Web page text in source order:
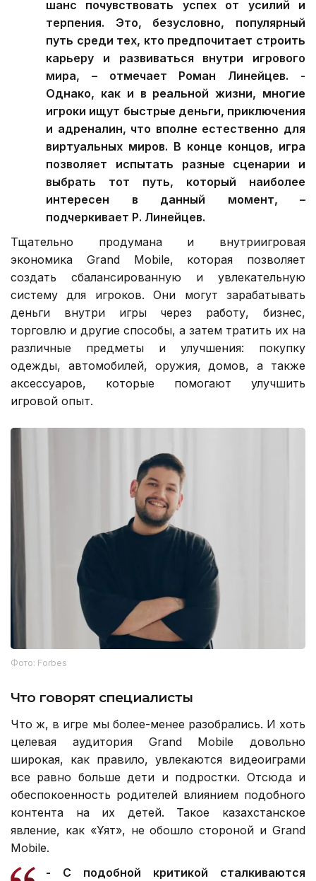
шанс почувствовать успех от усилий и
терпения. Это, безусловно, популярный
путь среди тех, кто предпочитает строить
карьеру и развиваться внутри игрового
мира, – отмечает Роман Линейцев. -
Однако, как и в реальной жизни, многие
игроки ищут быстрые деньги, приключения
и адреналин, что вполне естественно для
виртуальных миров. В конце концов, игра
позволяет испытать разные сценарии и
выбрать тот путь, который наиболее
интересен в данный момент, –
подчеркивает Р. Линейцев.
Тщательно продумана и внутриигровая
экономика Grand Mobile, которая позволяет
создать сбалансированную и увлекательную
систему для игроков. Они могут зарабатывать
деньги внутри игры через работу, бизнес,
торговлю и другие способы, а затем тратить их на
различные предметы и улучшения: покупку
одежды, автомобилей, оружия, домов, а также
аксессуаров, которые помогают улучшить
игровой опыт.
Фото: Forbes
Что говорят специалисты
Что ж, в игре мы более-менее разобрались. И хоть
целевая аудитория Grand Mobile довольно
широкая, как правило, увлекаются видеоиграми
все равно больше дети и подростки. Отсюда и
обеспокоенность родителей влиянием подобного
контента на их детей. Такое казахстанское
явление, как «Ұят», не обошло стороной и Grand
Mobile.
- С подобной критикой сталкиваются